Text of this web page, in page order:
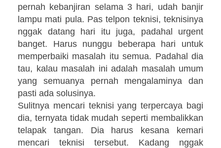
pernah kebanjiran selama 3 hari, udah banjir
lampu mati pula. Pas telpon teknisi, teknisinya
nggak datang hari itu juga, padahal urgent
banget. Harus nunggu beberapa hari untuk
memperbaiki masalah itu semua. Padahal dia
tau, kalau masalah ini adalah masalah umum
yang semuanya pernah mengalaminya dan
pasti ada solusinya.
Sulitnya mencari teknisi yang terpercaya bagi
dia, ternyata tidak mudah seperti membalikkan
telapak tangan. Dia harus kesana kemari
mencari teknisi tersebut. Kadang nggak